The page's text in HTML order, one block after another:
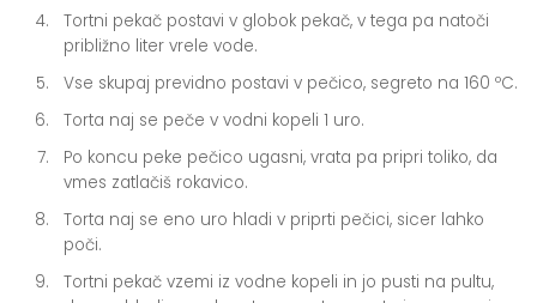
Tortni pekač postavi v globok pekač, v tega pa natoči
približno liter vrele vode.
Vse skupaj previdno postavi v pečico, segreto na 160 ºC.
Torta naj se peče v vodni kopeli 1 uro.
Po koncu peke pečico ugasni, vrata pa pripri toliko, da
vmes zatlačiš rokavico.
Torta naj se eno uro hladi v priprti pečici, sicer lahko
poči.
Tortni pekač vzemi iz vodne kopeli in jo pusti na pultu,